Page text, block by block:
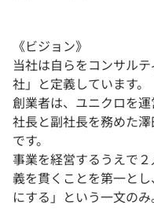
《ビジョン》
当社は自らをコンサル
社」と定義しています。
創業者は、ユニクロを
社長と副社長を務めた
です。
事業を経営するうえで
義を貫くことを第一と
にする」という一文のみ